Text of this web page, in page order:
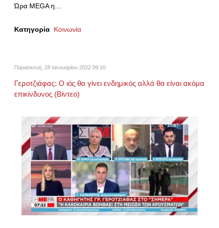
Ώρα MEGA η…
Κατηγορία Κοινωνία
Παρασκευή, 28 Ιανουαρίου 2022 09:10
Γεροτζιάφας: Ο ιός θα γίνει ενδημικός αλλά θα είναι ακόμα
επικίνδυνος (Βίντεο)